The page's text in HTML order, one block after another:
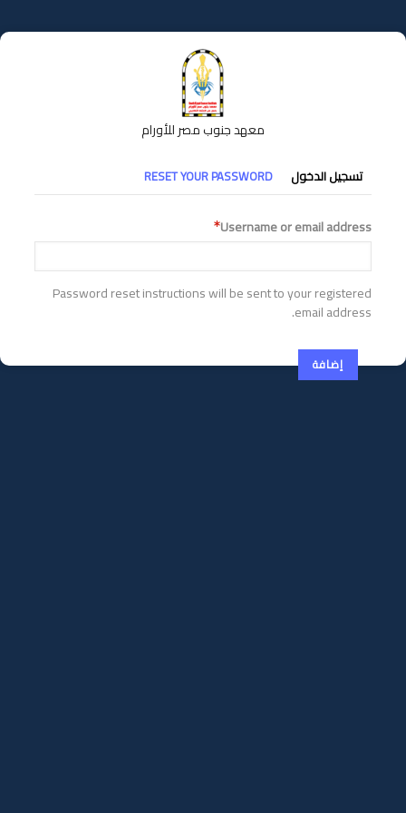
إلى
المحتوى
معهد جنوب مصر للأورام
التبويبات
الأساسية
تسجيل الدخول RESET YOUR PASSWORD
Username or email address
Password reset instructions will be sent to your registered
email address.